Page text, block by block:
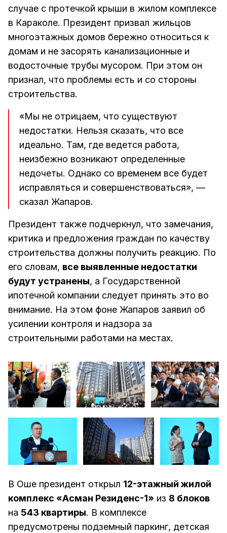
случае с протечкой крыши в жилом комплексе
в Караколе. Президент призвал жильцов
многоэтажных домов бережно относиться к
домам и не засорять канализационные и
водосточные трубы мусором. При этом он
признал, что проблемы есть и со стороны
строительства.
«Мы не отрицаем, что существуют
недостатки. Нельзя сказать, что все
идеально. Там, где ведется работа,
неизбежно возникают определенные
недочеты. Однако со временем все будет
исправляться и совершенствоваться», —
сказал Жапаров.
Президент также подчеркнул, что замечания,
критика и предложения граждан по качеству
строительства должны получить реакцию. По
его словам, все выявленные недостатки
будут устранены, а Государственной
ипотечной компании следует принять это во
внимание. На этом фоне Жапаров заявил об
усилении контроля и надзора за
строительными работами на местах.
В Оше президент открыл 12-этажный жилой
комплекс «Асман Резиденс-1» из 8 блоков
на 543 квартиры. В комплексе
предусмотрены подземный паркинг, детская